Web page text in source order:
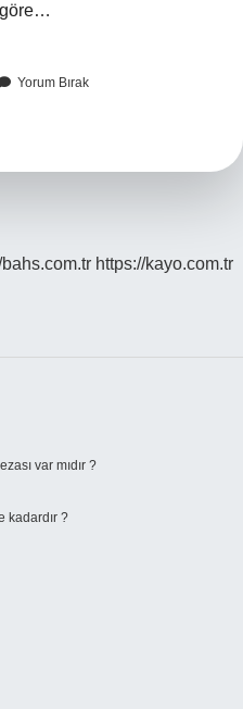
Yorum Bırak
bahs.com.tr https://kayo.com.tr
var mıdır ?
kadardır ?